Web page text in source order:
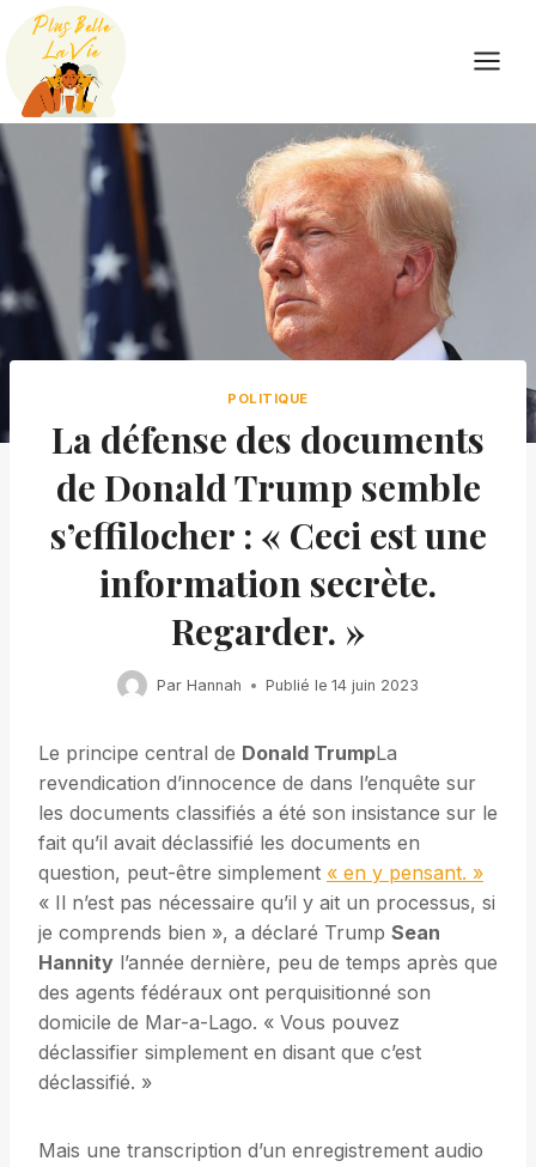
Skip
content
POLITIQUE
La défense des documents
de Donald Trump semble
s’effilocher : « Ceci est une
information secrète.
Regarder. »
Par Hannah Publié le 14 juin 2023
Le principe central de Donald TrumpLa
revendication d’innocence de dans l’enquête sur
les documents classifiés a été son insistance sur le
fait qu’il avait déclassifié les documents en
question, peut-être simplement « en y pensant. »
« Il n’est pas nécessaire qu’il y ait un processus, si
je comprends bien », a déclaré Trump Sean
Hannity l’année dernière, peu de temps après que
des agents fédéraux ont perquisitionné son
domicile de Mar-a-Lago. « Vous pouvez
déclassifier simplement en disant que c’est
déclassifié. »
Mais une transcription d’un enregistrement audio